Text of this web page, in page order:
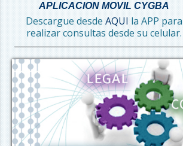
APLICACION MOVIL CYGBA
Descargue desde AQUI la APP para
realizar consultas desde su celular.